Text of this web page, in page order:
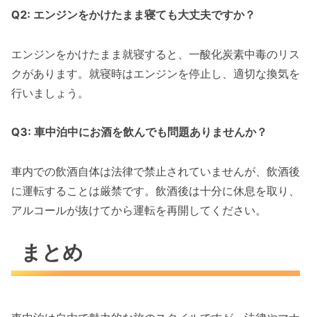
Q2: エンジンをかけたまま寝ても大丈夫ですか？
エンジンをかけたまま就寝すると、一酸化炭素中毒のリス
クがあります。就寝時はエンジンを停止し、適切な換気を
行いましょう。
Q3: 車中泊中にお酒を飲んでも問題ありませんか？
車内での飲酒自体は法律で禁止されていませんが、飲酒後
に運転することは厳禁です。飲酒後は十分に休息を取り、
アルコールが抜けてから運転を再開してください。
まとめ